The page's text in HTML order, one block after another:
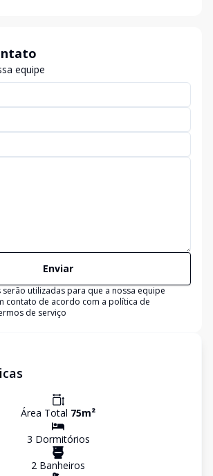
equipe
Enviar
utilizadas para que a nossa equipe
contato de acordo com a política de
de serviço
Área Total 75m²
3 Dormitórios
2 Banheiros